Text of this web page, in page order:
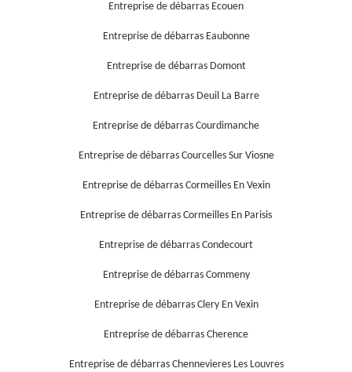
Entreprise de débarras Ecouen
Entreprise de débarras Eaubonne
Entreprise de débarras Domont
Entreprise de débarras Deuil La Barre
Entreprise de débarras Courdimanche
Entreprise de débarras Courcelles Sur Viosne
Entreprise de débarras Cormeilles En Vexin
Entreprise de débarras Cormeilles En Parisis
Entreprise de débarras Condecourt
Entreprise de débarras Commeny
Entreprise de débarras Clery En Vexin
Entreprise de débarras Cherence
Entreprise de débarras Chennevieres Les Louvres